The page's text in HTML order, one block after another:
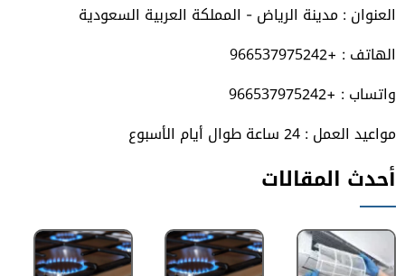
فيسبوكتويتر
يوتيوب انستجرام
العنوان : مدينة الرياض - المملكة العربية السعودية
الهاتف : +966537975242
واتساب : +966537975242
مواعيد العمل : 24 ساعة طوال أيام الأسبوع
أحدث المقالات